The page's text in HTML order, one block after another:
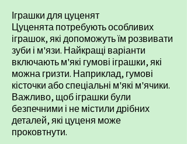
Іграшки для цуценят
Цуценята потребують особливих
іграшок, які допоможуть їм розвивати
зуби і м'язи. Найкращі варіанти
включають м'які гумові іграшки, які
можна гризти. Наприклад, гумові
кісточки або спеціальні м'які м'ячики.
Важливо, щоб іграшки були
безпечними і не містили дрібних
деталей, які цуценя може
проковтнути.